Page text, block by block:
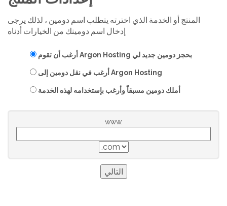
المنتج أو الخدمة الذي اخترته يتطلب اسم دومين ، لذلك يرجى
إدخال اسم دومينك من الخيارات أدناه
أرغب أن تقوم Argon Hosting بحجز دومين جديد لي
أرغب في نقل دومين إلى Argon Hosting
أملك دومين مسبقاً وأرغب بإستخدامه لهذه الخدمة
www.